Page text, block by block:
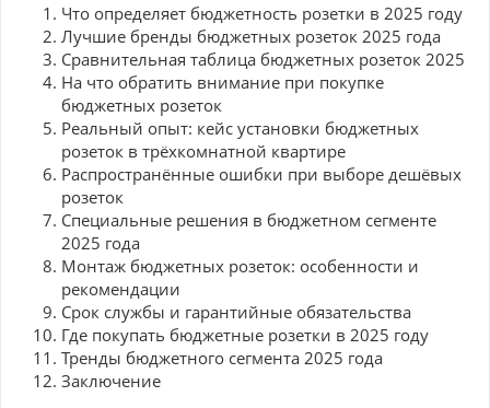
Что определяет бюджетность розетки в 2025 году
Лучшие бренды бюджетных розеток 2025 года
Сравнительная таблица бюджетных розеток 2025
На что обратить внимание при покупке
бюджетных розеток
Реальный опыт: кейс установки бюджетных
розеток в трёхкомнатной квартире
Распространённые ошибки при выборе дешёвых
розеток
Специальные решения в бюджетном сегменте
2025 года
Монтаж бюджетных розеток: особенности и
рекомендации
Срок службы и гарантийные обязательства
Где покупать бюджетные розетки в 2025 году
Тренды бюджетного сегмента 2025 года
Заключение